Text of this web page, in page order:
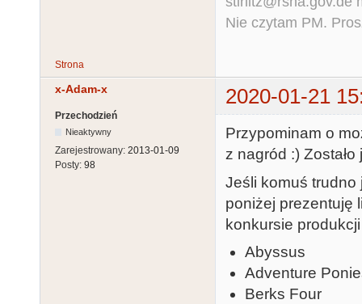
Nie czytam PM.
Strona
x-Adam-x 2020-01-21
Przechodzień
Nieaktywny
Zarejestrowany: 2013-01-09
Posty: 98
Przypominam o
z nagród :)
Jeśli komuś trudno
poniżej prezentuję
konkursie
Abyssus
Adventure
Berks Four